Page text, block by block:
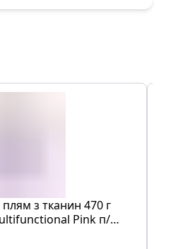
з тканин 470 г
Pink п/